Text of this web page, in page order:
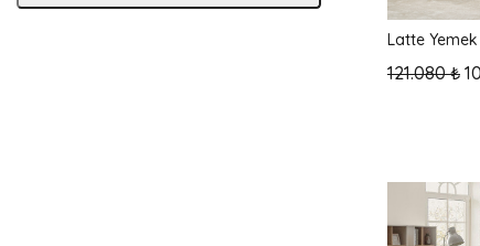
Latte Yemek
121.080 ₺